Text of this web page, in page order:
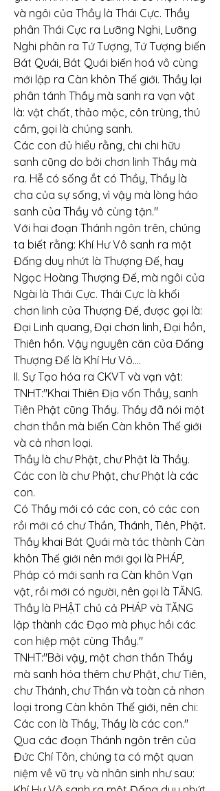
và ngôi của Thầy là Thái Cực. Thầy
phân Thái Cực ra Lưỡng Nghi, Lưỡng
Nghi phân ra Tứ Tượng, Tứ Tượng biến
Bát Quái, Bát Quái biến hoá vô cùng
mới lập ra Càn khôn Thế giới. Thầy lại
phân tánh Thầy mà sanh ra vạn vật
là: vật chất, thảo mộc, côn trùng, thú
cầm, gọi là chúng sanh.
Các con đủ hiểu rằng, chi chi hữu
sanh cũng do bởi chơn linh Thầy mà
ra. Hễ có sống ắt có Thầy, Thầy là
cha của sự sống, vì vậy mà lòng háo
sanh của Thầy vô cùng tận."
Với hai đoạn Thánh ngôn trên, chúng
ta biết rằng: Khí Hư Vô sanh ra một
Đấng duy nhứt là Thượng Đế, hay
Ngọc Hoàng Thượng Đế, mà ngôi của
Ngài là Thái Cực. Thái Cực là khối
chơn linh của Thượng Đế, được gọi là:
Đại Linh quang, Đại chơn linh, Đại hồn,
Thiên hồn. Vậy nguyên căn của Đấng
Thượng Đế là Khí Hư Vô....
II. Sự Tạo hóa ra CKVT và vạn vật:
TNHT:"Khai Thiên Địa vốn Thầy, sanh
Tiên Phật cũng Thầy. Thầy đã nói một
chơn thần mà biến Càn khôn Thế giới
và cả nhơn loại.
Thầy là chư Phật, chư Phật là Thầy.
Các con là chư Phật, chư Phật là các
con.
Có Thầy mới có các con, có các con
rồi mới có chư Thần, Thánh, Tiên, Phật.
Thầy khai Bát Quái mà tác thành Càn
khôn Thế giới nên mới gọi là PHÁP,
Pháp có mới sanh ra Càn khôn Vạn
vật, rồi mới có người, nên gọi là TĂNG.
Thầy là PHẬT chủ cả PHÁP và TĂNG
lập thành các Đạo mà phục hồi các
con hiệp một cùng Thầy."
TNHT:"Bởi vậy, một chơn thần Thầy
mà sanh hóa thêm chư Phật, chư Tiên,
chư Thánh, chư Thần và toàn cả nhơn
loại trong Càn khôn Thế giới, nên chi:
Các con là Thầy, Thầy là các con."
Qua các đoạn Thánh ngôn trên của
Đức Chí Tôn, chúng ta có một quan
niệm về vũ trụ và nhân sinh như sau: